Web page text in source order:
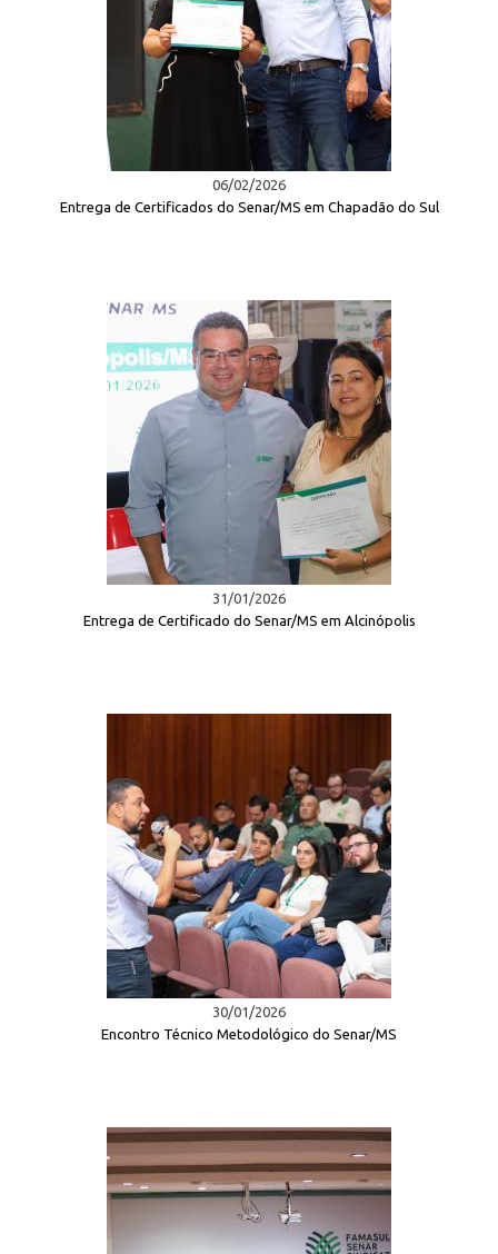
06/02/2026
Entrega de Certificados do Senar/MS em Chapadão do Sul
31/01/2026
Entrega de Certificado do Senar/MS em Alcinópolis
30/01/2026
Encontro Técnico Metodológico do Senar/MS